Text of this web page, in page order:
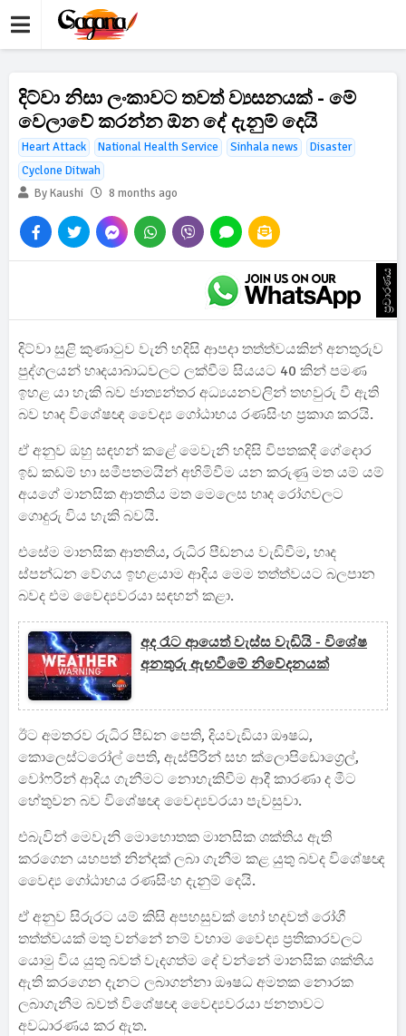
දිට්වා නිසා ලංකාවට තවත් ව්‍යසනයක් - මේ
වෙලාවේ කරන්න ඕන දේ දැනුම් දෙයි
Heart Attack National Health Service Sinhala news
Disaster
Cyclone Ditwah
By Kaushi
8 months ago
ප්‍රචාරණය
දිට්වා සුළි කුණාටුව වැනි හදිසි ආපදා තත්ත්වයකින් අනතුරුව
පුද්ගලයන් හෘදයාබාධවලට ලක්වීම සියයට 40 කින් පමණ
ඉහළ යා හැකි බව ජාත්‍යන්තර අධ්‍යයනවලින් තහවුරු වී ඇති
බව හෘද විශේෂඥ වෛද්‍ය ගෝඨාභය රණසිංහ ප්‍රකාශ කරයි.
ඒ අනුව ඔහු සඳහන් කළේ මෙවැනි හදිසි විපතකදී ගේදොර
ඉඩ කඩම් හා සමීපතමයින් අහිමිවීම යන කරුණු මත යම් යම්
අයගේ මානසික ආතතිය මත මෙලෙස හෘද රෝගවලට
ගොදුරු විය හැකි බවයි.
එසේම මානසික ආතතිය, රුධිර පීඩනය වැඩිවීම, හෘද
ස්පන්ධන වේගය ඉහළයාම ආදිය මෙම තත්ත්වයට බලපාන
බවද එම වෛද්‍යවරයා සඳහන් කළා.
අද රෑට ආයෙත් වැස්ස වැඩියි - විශේෂ
අනතුරු ඇඟවීමේ නිවේදනයක්
ඊට අමතරව රුධිර පීඩන පෙති, දියවැඩියා ඖෂධ,
කොලෙස්ටරෝල් පෙති, ඇස්පිරින් සහ ක්ලොපිඩොග්‍රෙල්,
වෝෆරින් ආදිය ගැනීමට නොහැකිවීම ආදී කාරණා ද මීට
හේතුවන බව විශේෂඥ වෛද්‍යවරයා පැවසුවා.
එබැවින් මෙවැනි මොහොතක මානසික ශක්තිය ඇති
කරගෙන යහපත් නින්දක් ලබා ගැනීම කළ යුතු බවද විශේෂඥ
වෛද්‍ය ගෝඨාභය රණසිංහ දැනුම් දෙයි.
ඒ අනුව සිරුරට යම් කිසි අපහසුවක් හෝ හදවත් රෝගී
තත්ත්වයක් මතු වන්නේ නම් වහාම වෛද්‍ය ප්‍රතිකාරවලට
යොමු විය යුතු බවත් වැදගත්ම දේ වන්නේ මානසික ශක්තිය
ඇති කරගෙන දැනට ලබාගන්නා ඖෂධ අමතක නොරක
ලබාගැනීම බවත් විශේෂඥ වෛද්‍යවරයා ජනතාවට
අවධාරණය කර ඇත.